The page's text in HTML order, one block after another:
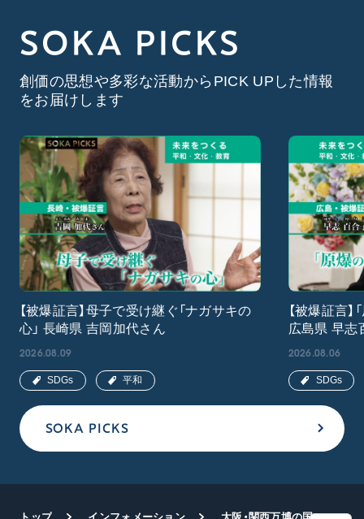
SOKA PICKS
創価の思想や多彩な活動からPICK UPした情報
をお届けします
SOKA PICKS
【被爆証言】母子で受け継ぐ「ナガサキの
心」 長崎県 吉岡加代さん
2026.08.09
SDGs 平和
【被爆証言
広島県 早志
2026.08.06
SDGs